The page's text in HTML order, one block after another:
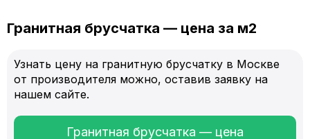
Гранитная брусчатка — цена за м2
Узнать цену на гранитную брусчатку в Москве
от производителя можно, оставив заявку на
нашем сайте.
Гранитная брусчатка — цена